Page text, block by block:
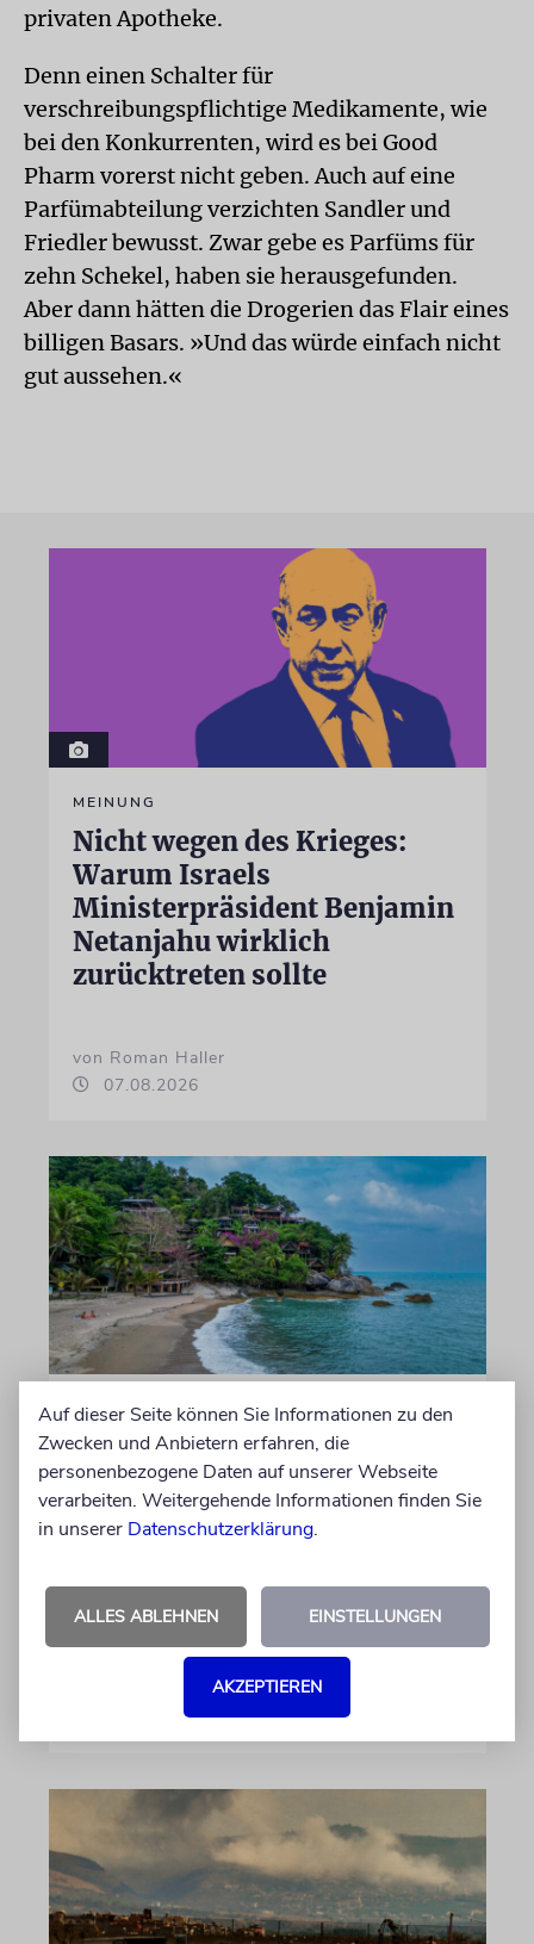
privaten Apotheke.
Denn einen Schalter für
verschreibungspflichtige Medikamente, wie
bei den Konkurrenten, wird es bei Good
Pharm vorerst nicht geben. Auch auf eine
Parfümabteilung verzichten Sandler und
Friedler bewusst. Zwar gebe es Parfüms für
zehn Schekel, haben sie herausgefunden.
Aber dann hätten die Drogerien das Flair eines
billigen Basars. »Und das würde einfach nicht
gut aussehen.«
MEINUNG
Nicht wegen des Krieges:
Warum Israels
Ministerpräsident Benjamin
Netanjahu wirklich
zurücktreten sollte
von Roman Haller
07.08.2026
THAILAND
Israelische Mutter und
Tochter nach Angriff im
Krankenhaus
Phangan von einem Mann attackiert, der zuvor
Israels Vorgehen im Gazastreifen kritisiert
hatte. Eines der Opfer erlitt eine Gehirnblutung
07.08.2026
Auf dieser Seite können Sie Informationen zu den
Zwecken und Anbietern erfahren, die
personenbezogene Daten auf unserer Webseite
verarbeiten. Weitergehende Informationen finden Sie
in unserer Datenschutzerklärung.
ALLES ABLEHNEN EINSTELLUNGEN
AKZEPTIEREN